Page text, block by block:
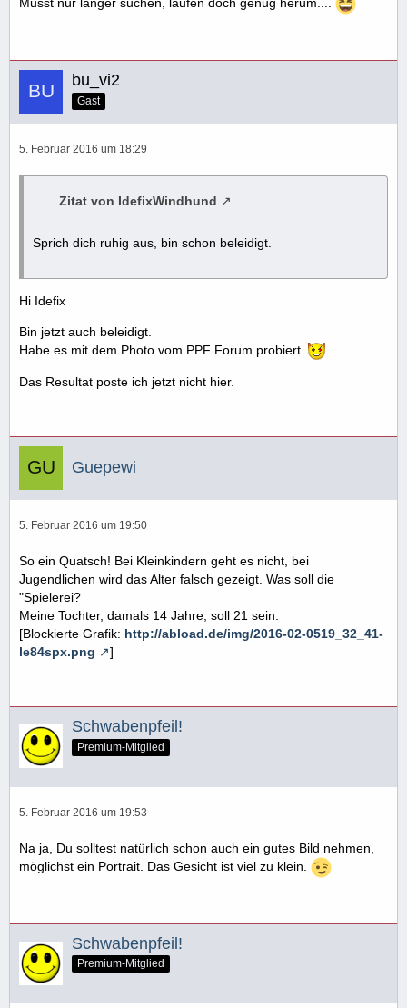
bu_vi2
Gast
5. Februar 2016 um 18:29
Zitat von IdefixWindhund
Sprich dich ruhig aus, bin schon beleidigt.
Hi Idefix
Bin jetzt auch beleidigt.
Habe es mit dem Photo vom PPF Forum probiert.
Das Resultat poste ich jetzt nicht hier.
Guepewi
5. Februar 2016 um 19:50
So ein Quatsch! Bei Kleinkindern geht es nicht, bei
Jugendlichen wird das Alter falsch gezeigt. Was soll die
"Spielerei?
Meine Tochter, damals 14 Jahre, soll 21 sein.
[Blockierte Grafik: http://abload.de/img/2016-02-0519_32_41-
le84spx.png
]
Schwabenpfeil!
Premium-Mitglied
5. Februar 2016 um 19:53
Na ja, Du solltest natürlich schon auch ein gutes Bild nehmen,
möglichst ein Portrait. Das Gesicht ist viel zu klein.
Schwabenpfeil!
Premium-Mitglied